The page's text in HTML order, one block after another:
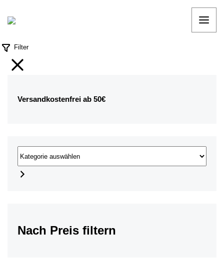
Filter
Versandkostenfrei ab 50€
Nach Preis filtern